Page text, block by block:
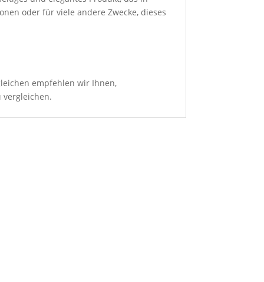
oder für viele andere Zwecke, dieses
empfehlen wir Ihnen,
vergleichen.